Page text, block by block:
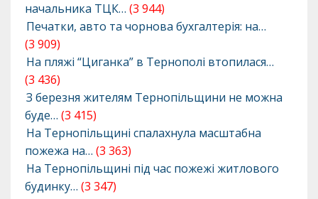
начальника ТЦК… (3 944)
Печатки, авто та чорнова бухгалтерія: на…
(3 909)
На пляжі “Циганка” в Тернополі втопилася…
(3 436)
З березня жителям Тернопільщини не можна
буде… (3 415)
На Тернопільщині спалахнула масштабна
пожежа на… (3 363)
На Тернопільщині під час пожежі житлового
будинку… (3 347)